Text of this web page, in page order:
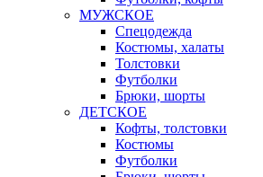
МУЖСКОЕ
Спецодежда
Костюмы, халаты
Толстовки
Футболки
Брюки, шорты
ДЕТСКОЕ
Кофты, толстовки
Костюмы
Футболки